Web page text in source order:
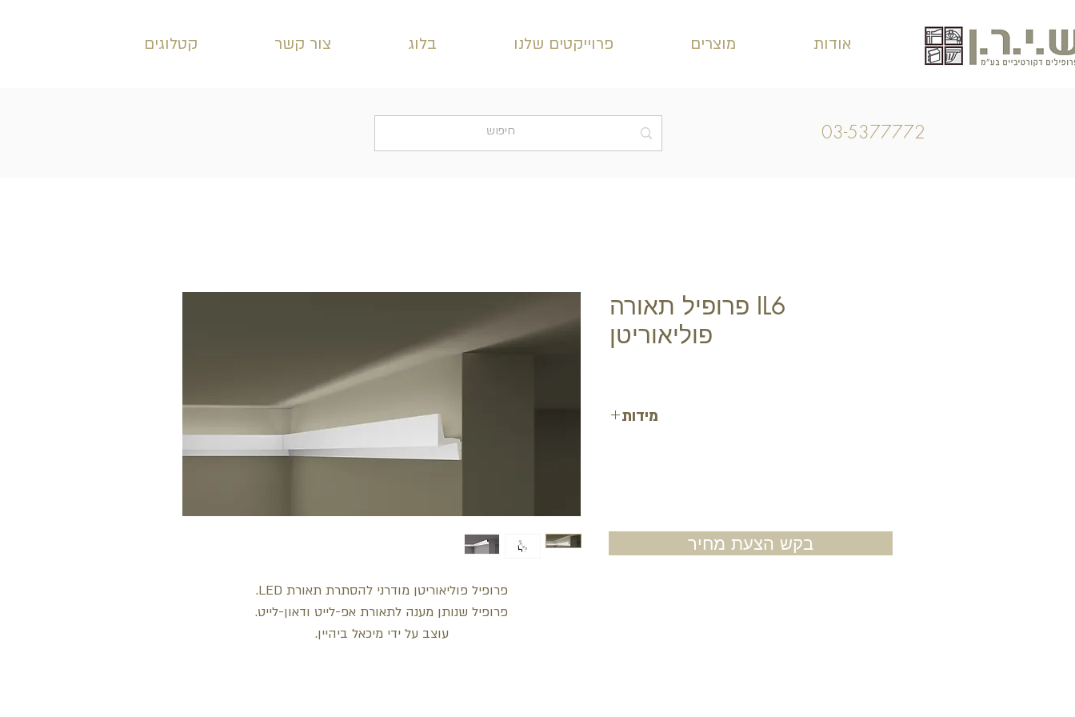
אודות מוצרים פרוייקטים שלנו בלוג צור קשר קטלוגים
03-5377772
פרופיל פוליאוריטן מודרני להסתרת תאורת LED.
פרופיל שנותן מענה לתאורת אפ-לייט ודאון-לייט.
עוצב על ידי מיכאל ביהיין.
IL6 פרופיל תאורה
פוליאוריטן
מידות
בקש הצעת מחיר